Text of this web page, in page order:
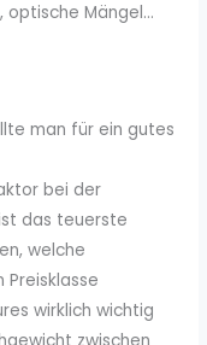
Mängel...
man für ein gutes
bei der
das teuerste
welche
wirklich wichtig
zwischen